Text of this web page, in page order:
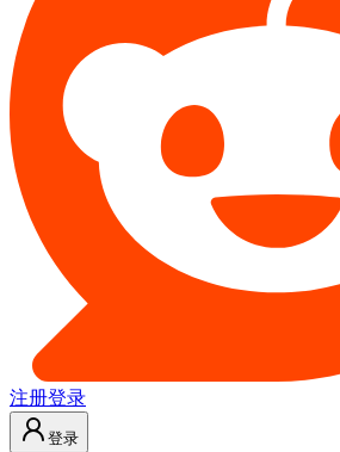
注册登录
登录